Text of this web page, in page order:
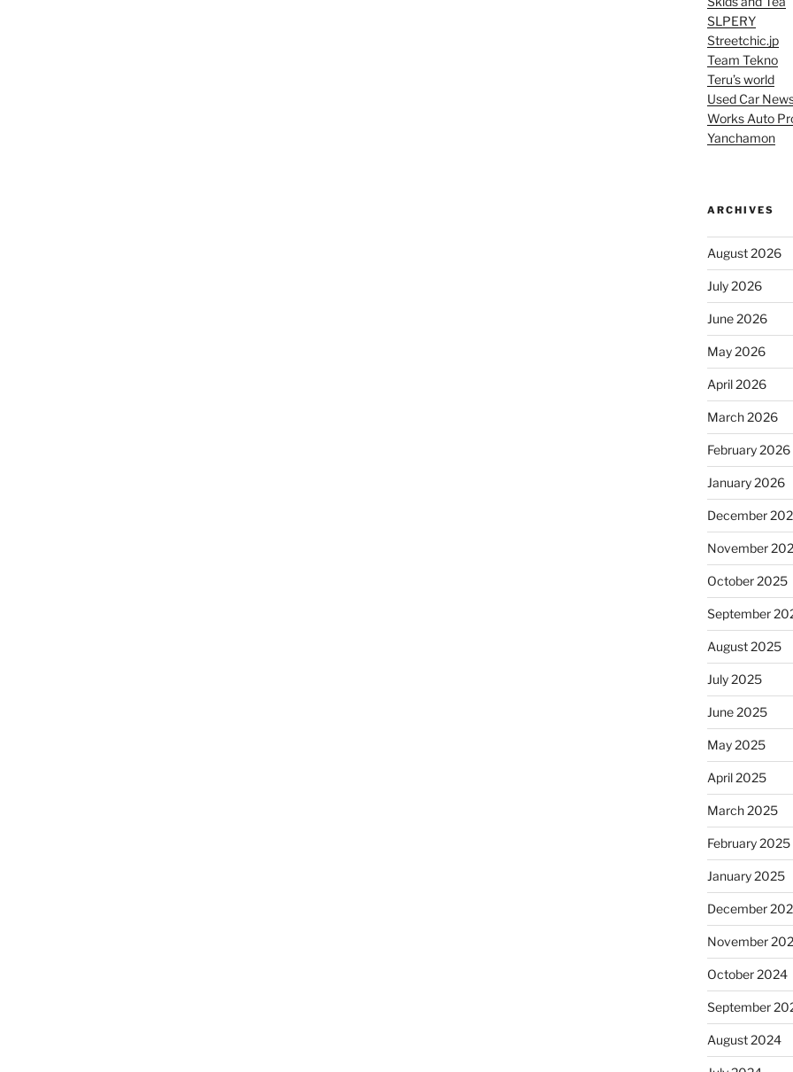
SLPERY
Streetchic.jp
Team Tekno
Teru’s world
Used Car
Works Auto
Yanchamon
ARCHIVES
August 2026
July 2026
June 2026
May 2026
April 2026
March 2026
February 2026
January 2026
December
November
October 2025
September
August 2025
July 2025
June 2025
May 2025
April 2025
March 2025
February 2025
January 2025
December
November
October 2024
September
August 2024